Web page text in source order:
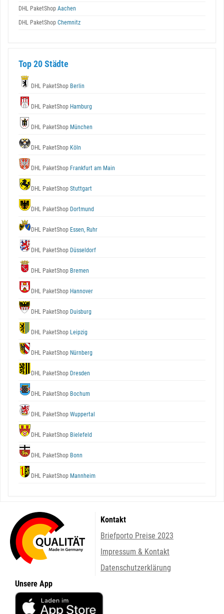
DHL PaketShop Aachen
DHL PaketShop Chemnitz
Top 20 Städte
DHL PaketShop Berlin
DHL PaketShop Hamburg
DHL PaketShop München
DHL PaketShop Köln
DHL PaketShop Frankfurt am Main
DHL PaketShop Stuttgart
DHL PaketShop Dortmund
DHL PaketShop Essen, Ruhr
DHL PaketShop Düsseldorf
DHL PaketShop Bremen
DHL PaketShop Hannover
DHL PaketShop Duisburg
DHL PaketShop Leipzig
DHL PaketShop Nürnberg
DHL PaketShop Dresden
DHL PaketShop Bochum
DHL PaketShop Wuppertal
DHL PaketShop Bielefeld
DHL PaketShop Bonn
DHL PaketShop Mannheim
Kontakt
Briefporto Preise 2023
Impressum & Kontakt
Datenschutzerklärung
Unsere App